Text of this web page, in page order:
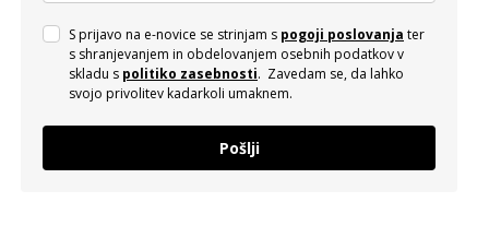
S prijavo na e-novice se strinjam s pogoji poslovanja ter
s shranjevanjem in obdelovanjem osebnih podatkov v
skladu s politiko zasebnosti. Zavedam se, da lahko
svojo privolitev kadarkoli umaknem.
Pošlji